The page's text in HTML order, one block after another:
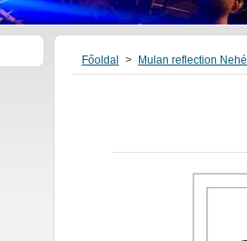
Főoldal > Mulan reflection